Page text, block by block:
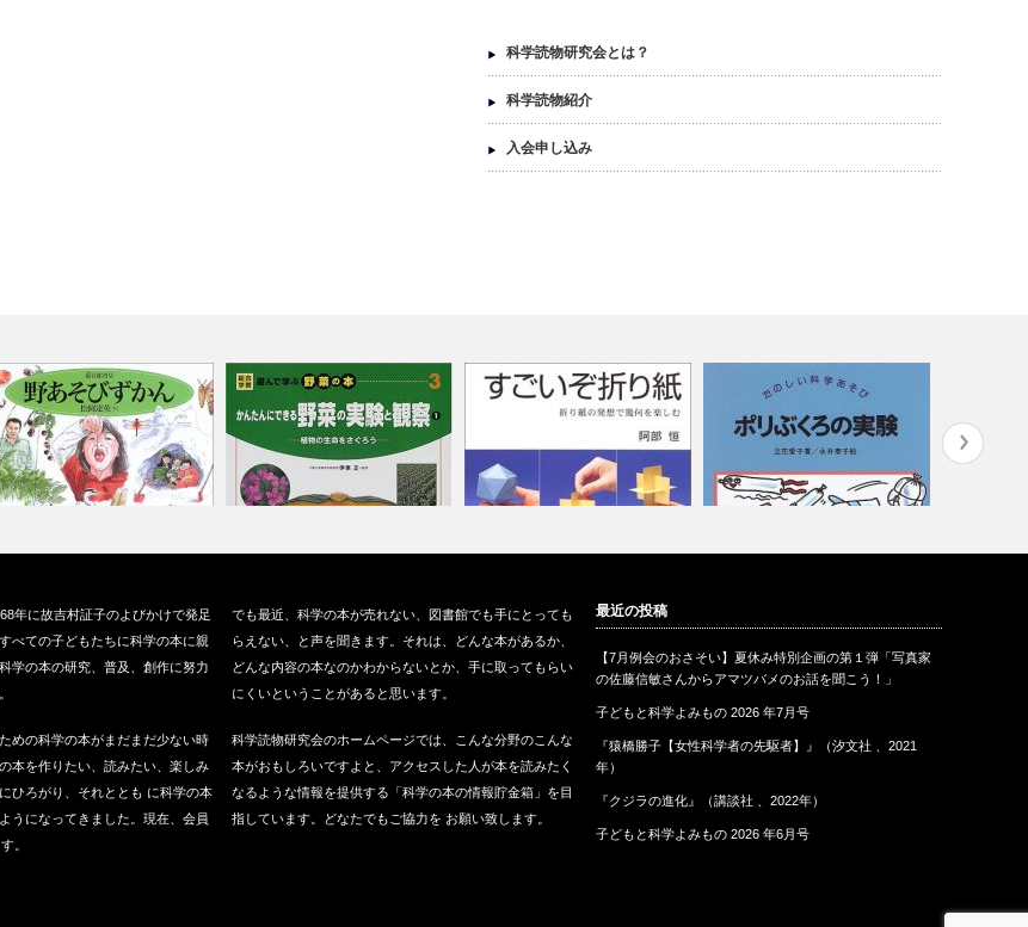
科学読物研究会とは？
科学読物紹介
入会申し込み
店、2003…
と観察』（偕…
社、2003…
年に故吉村証子のよびかけで発足
べての子どもたちに科学の本に親
学の本の研究、普及、創作に努力
めの科学の本がまだまだ少ない時
本を作りたい、読みたい、楽しみ
ひろがり、それととも に科学の本
うになってきました。現在、会員
。
でも最近、科学の本が売れない、図書館でも手にとっても
らえない、と声を聞きます。それは、どんな本があるか、
どんな内容の本なのかわからないとか、手に取ってもらい
にくいということがあると思います。
科学読物研究会のホームページでは、こんな分野のこんな
本がおもしろいですよと、アクセスした人が本を読みたく
なるような情報を提供する「科学の本の情報貯金箱」を目
指しています。どなたでもご協力を お願い致します。
最近の投稿
【7月例会のおさそい】夏休み特別企画の第１弾「写真家
の佐藤信敏さんからアマツバメのお話を聞こう！」
子どもと科学よみもの 2026 年7月号
『猿橋勝子【女性科学者の先駆者】』（汐文社 、2021
年）
『クジラの進化』（講談社 、2022年）
子どもと科学よみもの 2026 年6月号